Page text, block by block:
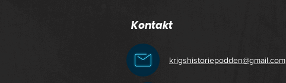
Kontakt
krigshistoriepodden@gmail.com